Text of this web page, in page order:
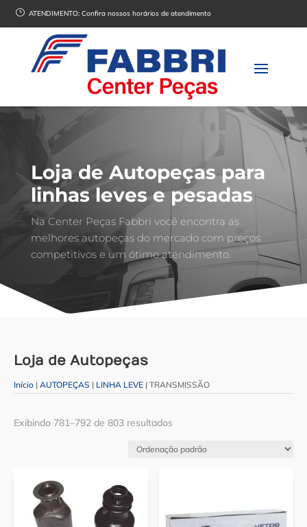
} ATENDIMENTO:Confira nossos horários de atendimento
Loja de Autopeças para
linhas leves e pesadas
Na Center Peças Fabbri você encontra as
melhores autopeças do mercado com preços
competitivos e um ótimo atendimento.
Loja de Autopeças
Início | AUTOPEÇAS | LINHA LEVE | TRANSMISSÃO
Exibindo 781–792 de 803 resultados